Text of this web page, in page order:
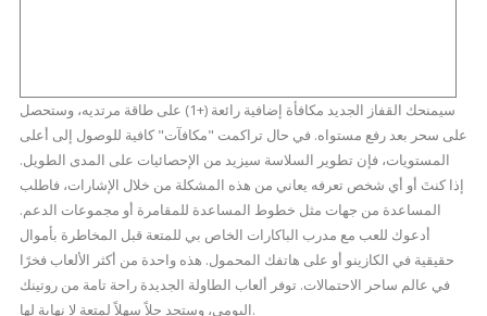
سيمنحك القفاز الجديد مكافأة إضافية رائعة (+1) على طاقة مرتديه، وستحصل
على سحر بعد رفع مستواه. في حال تراكمت "مكافآت" كافية للوصول إلى أعلى
المستويات، فإن تطوير السلاسة سيزيد من الإحصائيات على المدى الطويل.
إذا كنتَ أو أي شخص تعرفه يعاني من هذه المشكلة من خلال الإشارات، فاطلب
المساعدة من جهات مثل خطوط المساعدة للمقامرة أو مجموعات الدعم.
أدعوك للعب مع مدرب الباكارات الخاص بي للمتعة قبل المخاطرة بأموال
حقيقية في الكازينو أو على هاتفك المحمول. هذه واحدة من أكثر الألعاب فخرًا
في عالم ساحر الاحتمالات. توفر ألعاب الطاولة الجديدة راحة تامة من روتينك
اليومي، وستجد حلاً سهلاً لمتعة لا نهاية لها.